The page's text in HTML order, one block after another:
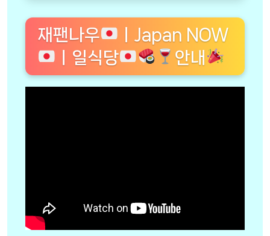
재팬나우
ㅣJapan NOW
ㅣ일식당
안내